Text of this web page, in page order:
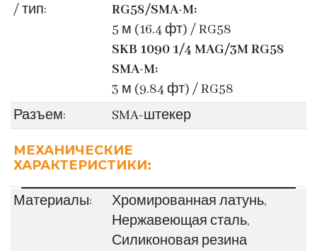
/ тип:
RG58/SMA-M:
5 м (16.4 фт) / RG58
SKB 1090 1/4 MAG/3M RG58
SMA-M:
3 м (9.84 фт) / RG58
Разъем:
SMA-штекер
МЕХАНИЧЕСКИЕ
ХАРАКТЕРИСТИКИ:
Материалы:
Хромированная латунь,
Нержавеющая сталь,
Силиконовая резина